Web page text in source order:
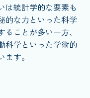
は統計学的な要素も
的な力といった科学
ことが多い一方、
科学といった学術的
す。